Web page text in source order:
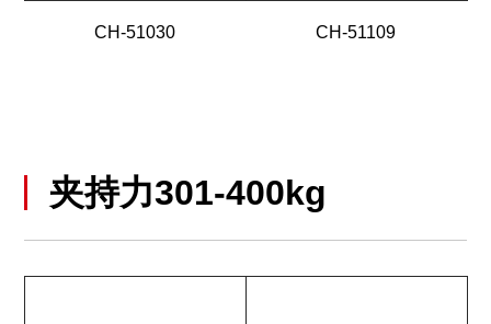
CH-51030 CH-51109
夹持力301-400kg